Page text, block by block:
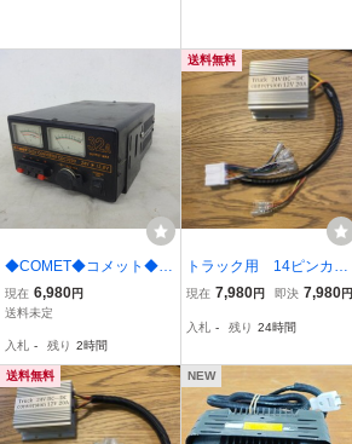
◆COMET◆コメット◆D
C-DCコンバーター◆CD
C3200◆24V-13.8V◆57
現在 6,980円
送料未定
入札 - 残り 2時間
送料無料
トラック用 14ピンカプ
ラー DCDC 24V 12V変
カーナビ取付ハーネス
現在 7,980円 即決 7,980円
入札 - 残り 24時間
送料無料 NEW